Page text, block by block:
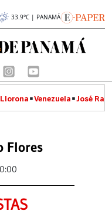
33.9°C | PANAMÁ
Venezuela José
Flores